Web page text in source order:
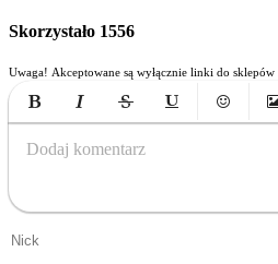
Skorzystało 1556
Uwaga! Akceptowane są wyłącznie linki do
Bold Italic Strikethrough
Underline
Dodaj komentarz